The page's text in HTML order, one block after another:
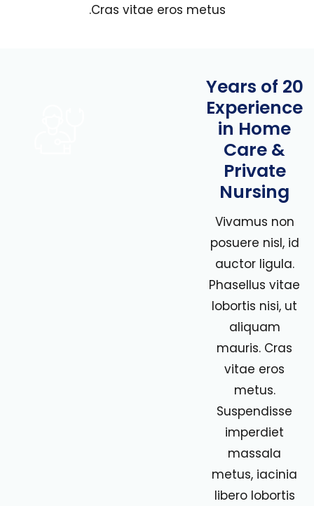
Cras vitae eros metus.
20 Years of
Experience
in Home
Care &
Private
Nursing
Vivamus non
posuere nisl, id
auctor ligula.
Phasellus vitae
lobortis nisi, ut
aliquam
mauris. Cras
vitae eros
metus.
Suspendisse
imperdiet
massala
metus, iacinia
libero lobortis